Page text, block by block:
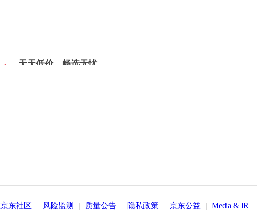
天天低价，畅选无忧
京东社区 | 风险监测 | 质量公告 | 隐私政策 | 京东公益 | Media & IR